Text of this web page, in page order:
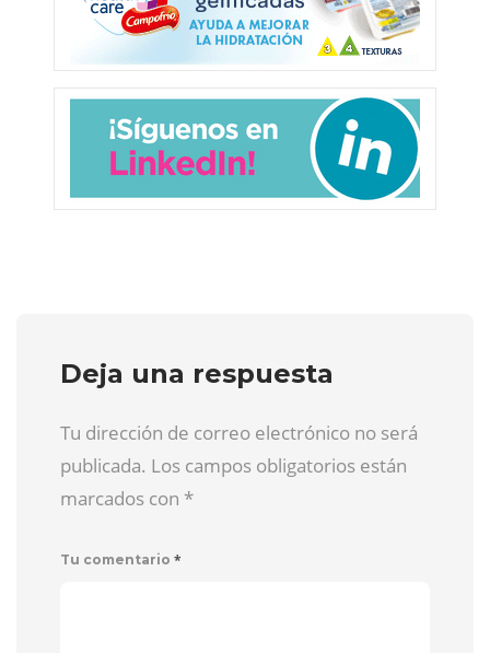
Deja una respuesta
Tu dirección de correo electrónico no será
publicada. Los campos obligatorios están
marcados con *
Tu comentario *